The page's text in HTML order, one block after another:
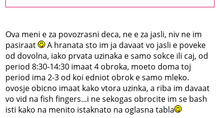
Ova meni e za povozrasni deca, ne e za jasli, niv ne im
pasiraat
A hranata sto im ja davaat vo jasli e poveke
od dovolna, iako prvata uzinaka e samo sokce ili caj, od
period 8:30-14:30 imaat 4 obroka, moeto doma toj
period ima 2-3 od koi edniot obrok e samo mleko.
ovosje obicno imaat kako vtora uzinka, a riba im davaat
vo vid na fish fingers...i ne sekogas obrocite im se bash
isti kako na menito istaknato na oglasna tabla